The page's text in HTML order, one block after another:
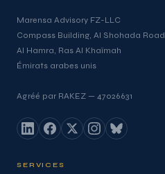
Marensa Advisory FZ-LLC
Compass Building, Al Shohada Road
Al Hamra, Ras Al Khaïmah
Émirats arabes unis
Agréé par RAKEZ — 47026631
SERVICES